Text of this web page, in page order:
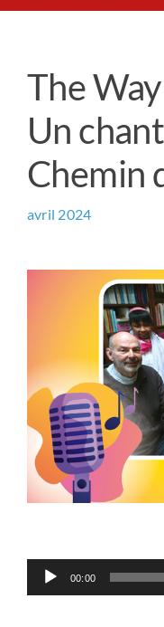
Prière universelle
Qui sommes-nous ?
Contact
The
Un
Chemin
avril 2024
Lecteur
audio
00:00